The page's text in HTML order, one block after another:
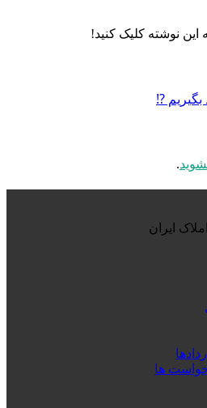
این نوشته کلیک کنید!
بگیریم ⁉️
.
ایران
ها